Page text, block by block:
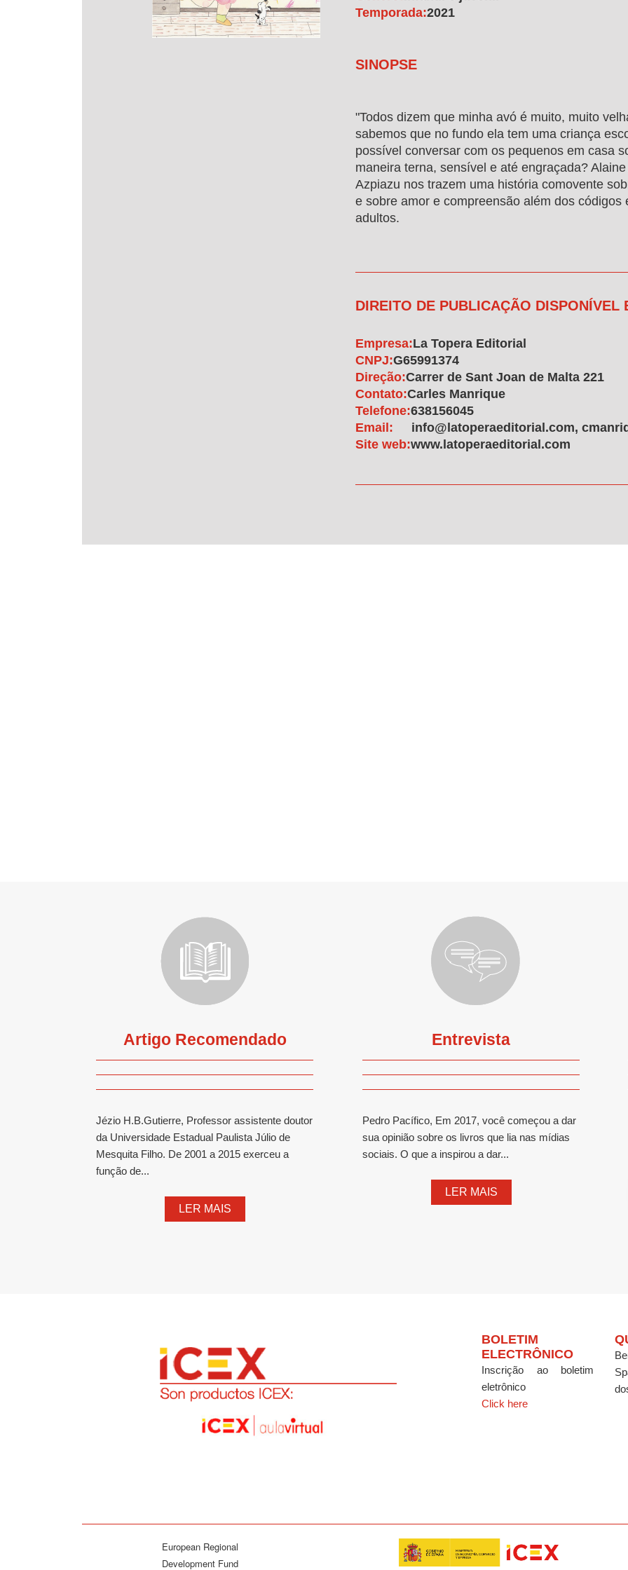
Temporada:2021
SINOPSE
"Todos dizem que minha avó é muito, muito
sabemos que no fundo ela tem uma criança
possível conversar com os pequenos em casa
maneira terna, sensível e até engraçada?
Azpiazu nos trazem uma história comovente
e sobre amor e compreensão além dos códigos
adultos.
DIREITO DE PUBLICAÇÃO DISPONÍVEL
Empresa:La Topera Editorial
CNPJ:G65991374
Direção:Carrer de Sant Joan de Malta 221
Contato:Carles Manrique
Telefone:638156045
Email:
info@latoperaeditorial.com,
Site web:www.latoperaeditorial.com
Artigo Recomendado
Jézio H.B.Gutierre, Professor assistente doutor
da Universidade Estadual Paulista Júlio de
Mesquita Filho. De 2001 a 2015 exerceu a
função de...
LER MAIS
Entrevista
Pedro Pacífico, Em 2017, você começou a dar
sua opinião sobre os livros que lia nas mídias
sociais. O que a inspirou a dar...
LER MAIS
BOLETIM
ELECTRÔNICO
Inscrição ao boletim
eletrônico
Click here
European Regional
Development Fund